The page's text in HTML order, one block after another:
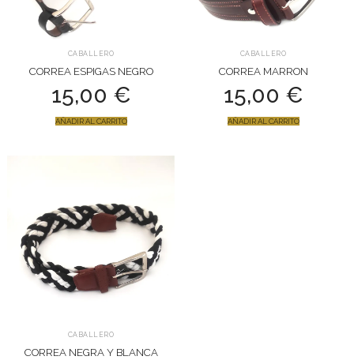
CABALLERO
CORREA ESPIGAS NEGRO
15,00 €
AÑADIR AL CARRITO
CABALLERO
CORREA MARRON
15,00 €
AÑADIR AL CARRITO
CABALLERO
CORREA NEGRA Y BLANCA